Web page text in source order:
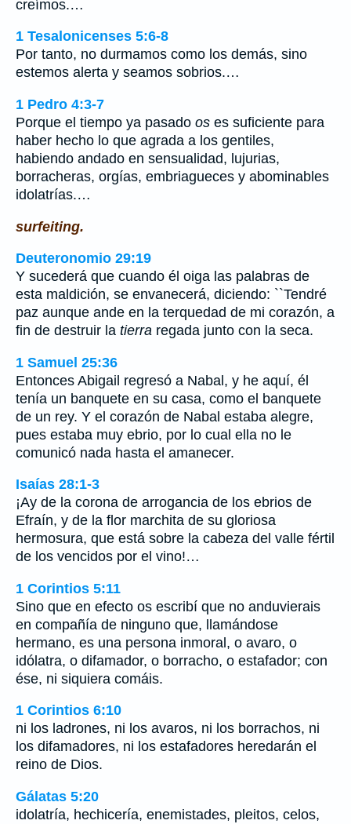
creímos.…
1 Tesalonicenses 5:6-8
Por tanto, no durmamos como los demás, sino
estemos alerta y seamos sobrios.…
1 Pedro 4:3-7
Porque el tiempo ya pasado os es suficiente para
haber hecho lo que agrada a los gentiles,
habiendo andado en sensualidad, lujurias,
borracheras, orgías, embriagueces y abominables
idolatrías.…
surfeiting.
Deuteronomio 29:19
Y sucederá que cuando él oiga las palabras de
esta maldición, se envanecerá, diciendo: ``Tendré
paz aunque ande en la terquedad de mi corazón, a
fin de destruir la tierra regada junto con la seca.
1 Samuel 25:36
Entonces Abigail regresó a Nabal, y he aquí, él
tenía un banquete en su casa, como el banquete
de un rey. Y el corazón de Nabal estaba alegre,
pues estaba muy ebrio, por lo cual ella no le
comunicó nada hasta el amanecer.
Isaías 28:1-3
¡Ay de la corona de arrogancia de los ebrios de
Efraín, y de la flor marchita de su gloriosa
hermosura, que está sobre la cabeza del valle fértil
de los vencidos por el vino!…
1 Corintios 5:11
Sino que en efecto os escribí que no anduvierais
en compañía de ninguno que, llamándose
hermano, es una persona inmoral, o avaro, o
idólatra, o difamador, o borracho, o estafador; con
ése, ni siquiera comáis.
1 Corintios 6:10
ni los ladrones, ni los avaros, ni los borrachos, ni
los difamadores, ni los estafadores heredarán el
reino de Dios.
Gálatas 5:20
idolatría, hechicería, enemistades, pleitos, celos,